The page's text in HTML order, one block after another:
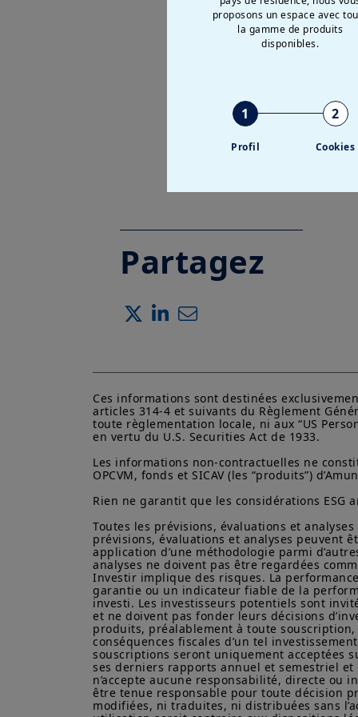
Partagez
proposons un espace avec
la gamme de produits
disponibles.
1
Profil
2
Cookies
Ces informations sont destinées
articles 314-4 et suivants du Règlement
toute règlementation locale, ni aux “US
en vertu du U.S. Securities Act de 1933.
Les informations non-contractuelles ne
OPCVM, fonds et SICAV (les “produits”)
Rien ne garantit que les considérations ESG
Toutes les prévisions, évaluations et
prévisions, évaluations et analyses peuvent
application d’une méthodologie parmi
analyses ne doivent pas être regardées
Investir implique des risques. La
garantie ou un indicateur fiable de la
investi. Les investisseurs potentiels sont
et ne doivent pas fonder leurs décisions
produits, préalablement à toute
conséquences fiscales d’un tel
souscriptions seront uniquement acceptées
ses derniers rapports annuel et semestriel
n’accepte aucune responsabilité, directe
être tenue responsable pour toute décision
modifiées, ni traduites, ni distribuées sans